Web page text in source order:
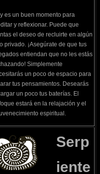
es un buen momento para
y reflexionar. Puede que
el deseo de recluirte en algún
privado. ¡Asegúrate de que tus
entiendan que no les estás
Simplemente
un poco de espacio para
tus pensamientos. Desearás
un poco tus baterías. El
estará en la relajación y el
espiritual.
Serp
iente